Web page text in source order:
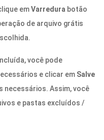
emVarredura botão
de arquivo grátis
você pode
e clicar em Salve
necessários. Assim, você
e pastas excluídos /